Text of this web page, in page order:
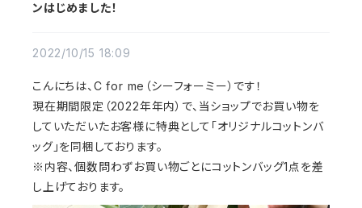
ンはじめました！
2022/10/15 18:09
こんにちは、C for me（シーフォーミー）です！
現在期間限定（2022年年内）で、当ショップでお買い物を
していただいたお客様に特典として「オリジナルコットンバ
ッグ」を同梱しております。
※内容、個数問わずお買い物ごとにコットンバッグ1点を差
し上げております。